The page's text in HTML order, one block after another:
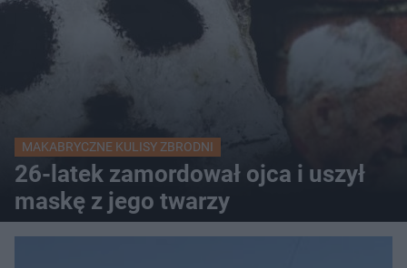
MAKABRYCZNE KULISY ZBRODNI
26-latek zamordował ojca i uszył
maskę z jego twarzy